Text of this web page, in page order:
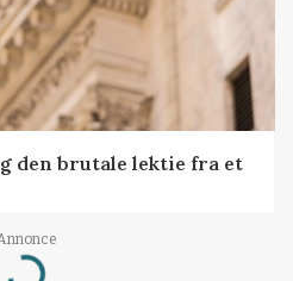
den brutale lektie fra et